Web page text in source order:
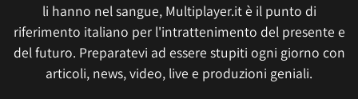
li hanno nel sangue, Multiplayer.it è il punto di
riferimento italiano per l'intrattenimento del presente e
del futuro. Preparatevi ad essere stupiti ogni giorno con
articoli, news, video, live e produzioni geniali.